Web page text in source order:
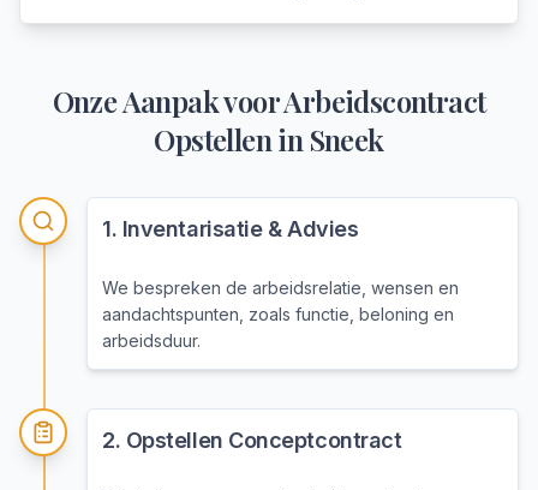
Onze Aanpak voorArbeidscontract
Opstellenin Sneek
1. Inventarisatie & Advies
We bespreken de arbeidsrelatie, wensen en
aandachtspunten, zoals functie, beloning en
arbeidsduur.
2. Opstellen Conceptcontract